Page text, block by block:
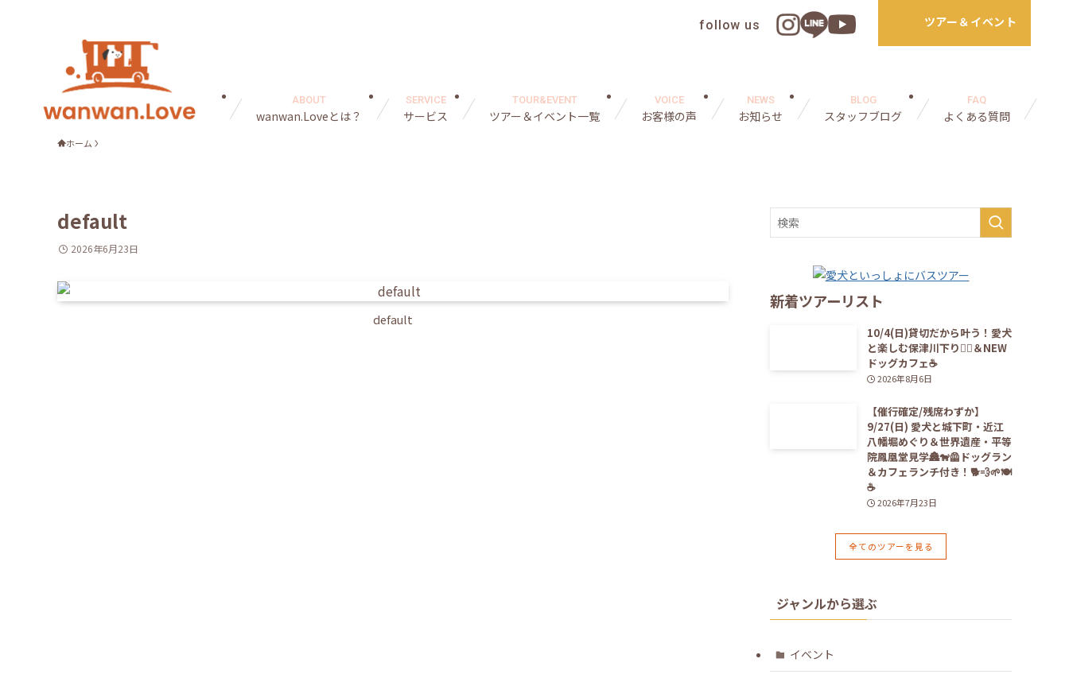
wanwan.Loveとは？
ABOUT
サービス
SERVICE
ツアー＆イベント一覧
TOUR&EVENT
お客様の声
VOICE
お知らせ
NEWS
スタッフブログ
BLOG
よくある質問
FAQ
follow us ツアー＆イベント
ホーム
default
2026年6月23日
default
新着ツアーリスト
10/4(日)貸切だから叶う！愛犬
と楽しむ保津川下り🚣‍♀️＆NEW
ドッグカフェ☕️
2026年8月6日
【催行確定/残席わずか】
9/27(日) 愛犬と城下町・近江
八幡堀めぐり＆世界遺産・平等
院鳳凰堂見学🏯🐕‍🦺ドッグラン
＆カフェランチ付き！🐕💨🌱🍽️
☕️
2026年7月23日
全てのツアーを見る
ジャンルから選ぶ
イベント